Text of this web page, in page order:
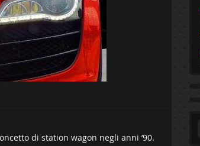
di station wagon negli anni ’90.